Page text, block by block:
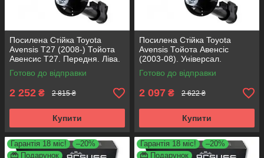
Посилена Стійка Toyota
Avensis T27 (2008-) Тойота
Авенсис Т27. Передня. Ліва.
315185 , 339817 KOREA
Аксусс!
Готово до відправки
2 252 ₴ 2 815 ₴
Купити
Посилена Стійка Toyota
Avensis Тойота Авенсіс
(2003-08). Універсал.
Передня. Ліва. 317121 ,
334816 KOREA Аксусс!
Готово до відправки
2 097 ₴ 2 622 ₴
Купити
Гарантія 18 міс!
–20%
Подарунок
Гарантія 18 міс!
–20%
Подарунок